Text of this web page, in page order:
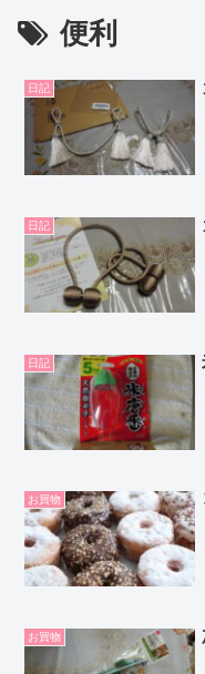
便利
日記
日記
日記
お買物
お買物